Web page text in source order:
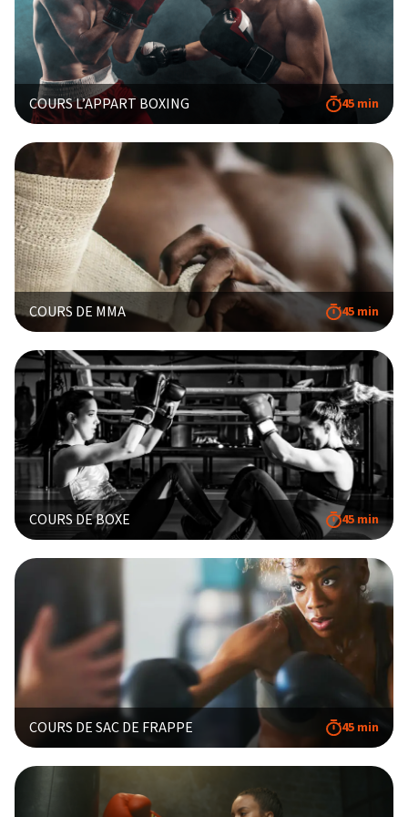
COURS L’APPART BOXING 45 min
COURS DE MMA 45 min
COURS DE BOXE 45 min
COURS DE SAC DE FRAPPE 45 min